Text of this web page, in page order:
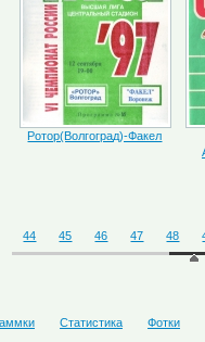
Ротор(Волгоград)-Факел
44 45 46 47 48
Статистика Фотки